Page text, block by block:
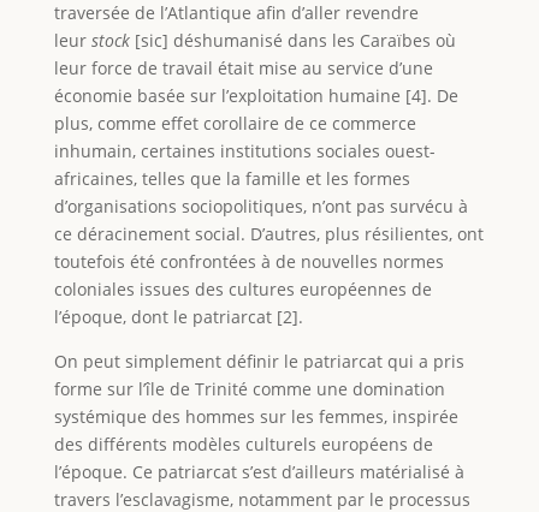
traversée de l’Atlantique afin d’aller revendre
leur stock[sic] déshumanisé dans les Caraïbes où
leur force de travail était mise au service d’une
économie basée sur l’exploitation humaine [4]. De
plus, comme effet corollaire de ce commerce
inhumain, certaines institutions sociales ouest-
africaines, telles que la famille et les formes
d’organisations sociopolitiques, n’ont pas survécu à
ce déracinement social. D’autres, plus résilientes, ont
toutefois été confrontées à de nouvelles normes
coloniales issues des cultures européennes de
l’époque, dont le patriarcat [2].
On peut simplement définir le patriarcat qui a pris
forme sur l’île de Trinité comme une domination
systémique des hommes sur les femmes, inspirée
des différents modèles culturels européens de
l’époque. Ce patriarcat s’est d’ailleurs matérialisé à
travers l’esclavagisme, notamment par le processus